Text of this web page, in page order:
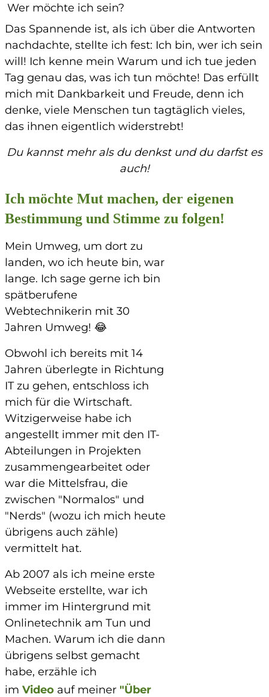
Wer möchte ich sein?
Das Spannende ist, als ich über die Antworten
nachdachte, stellte ich fest: Ich bin, wer ich sein
will! Ich kenne mein Warum und ich tue jeden
Tag genau das, was ich tun möchte! Das erfüllt
mich mit Dankbarkeit und Freude, denn ich
denke, viele Menschen tun tagtäglich vieles,
das ihnen eigentlich widerstrebt!
Du kannst mehr als du denkst und du darfst es
auch!
Ich möchte Mut machen, der eigenen
Bestimmung und Stimme zu folgen!
Mein Umweg, um dort zu
landen, wo ich heute bin, war
lange. Ich sage gerne ich bin
spätberufene
Webtechnikerin mit 30
Jahren Umweg! 😂
Obwohl ich bereits mit 14
Jahren überlegte in Richtung
IT zu gehen, entschloss ich
mich für die Wirtschaft.
Witzigerweise habe ich
angestellt immer mit den IT-
Abteilungen in Projekten
zusammengearbeitet oder
war die Mittelsfrau, die
zwischen "Normalos" und
"Nerds" (wozu ich mich heute
übrigens auch zähle)
vermittelt hat.
Ab 2007 als ich meine erste
Webseite erstellte, war ich
immer im Hintergrund mit
Onlinetechnik am Tun und
Machen. Warum ich die dann
übrigens selbst gemacht
habe, erzähle ich
im Video auf meiner "Über